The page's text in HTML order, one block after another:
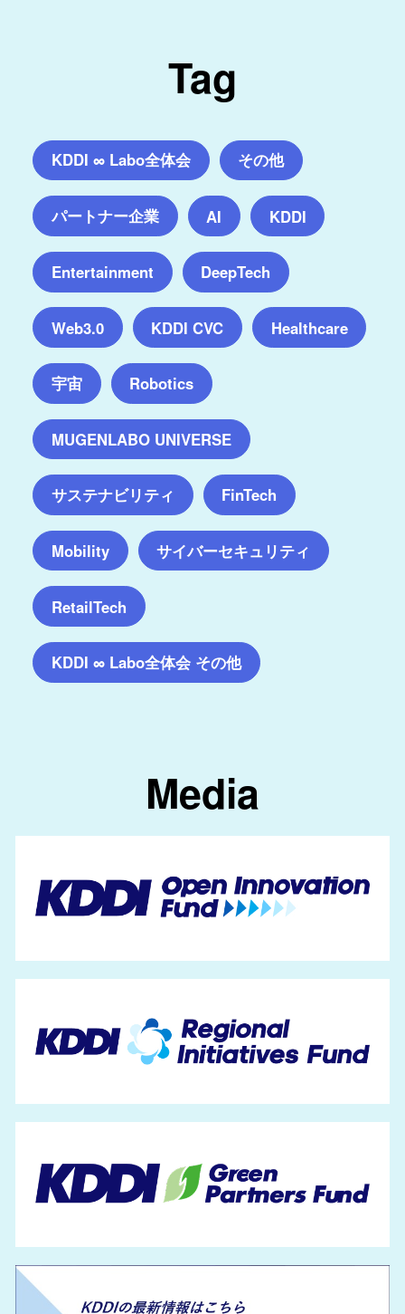
Tag
KDDI ∞ Labo全体会 その他
パートナー企業 AI KDDI
Entertainment DeepTech
Web3.0 KDDI CVC Healthcare
宇宙 Robotics
MUGENLABO UNIVERSE
サステナビリティ FinTech
Mobility サイバーセキュリティ
RetailTech
KDDI ∞ Labo全体会 その他
Media